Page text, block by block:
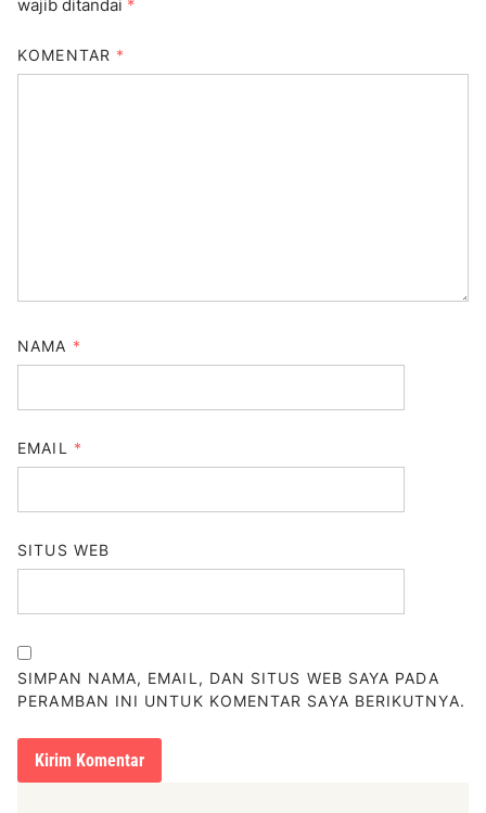
wajib ditandai *
KOMENTAR *
NAMA *
EMAIL *
SITUS WEB
SIMPAN NAMA, EMAIL, DAN SITUS WEB SAYA PADA
PERAMBAN INI UNTUK KOMENTAR SAYA BERIKUTNYA.